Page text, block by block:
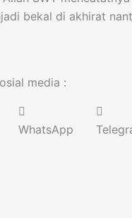
bekal di akhirat
media :
WhatsApp